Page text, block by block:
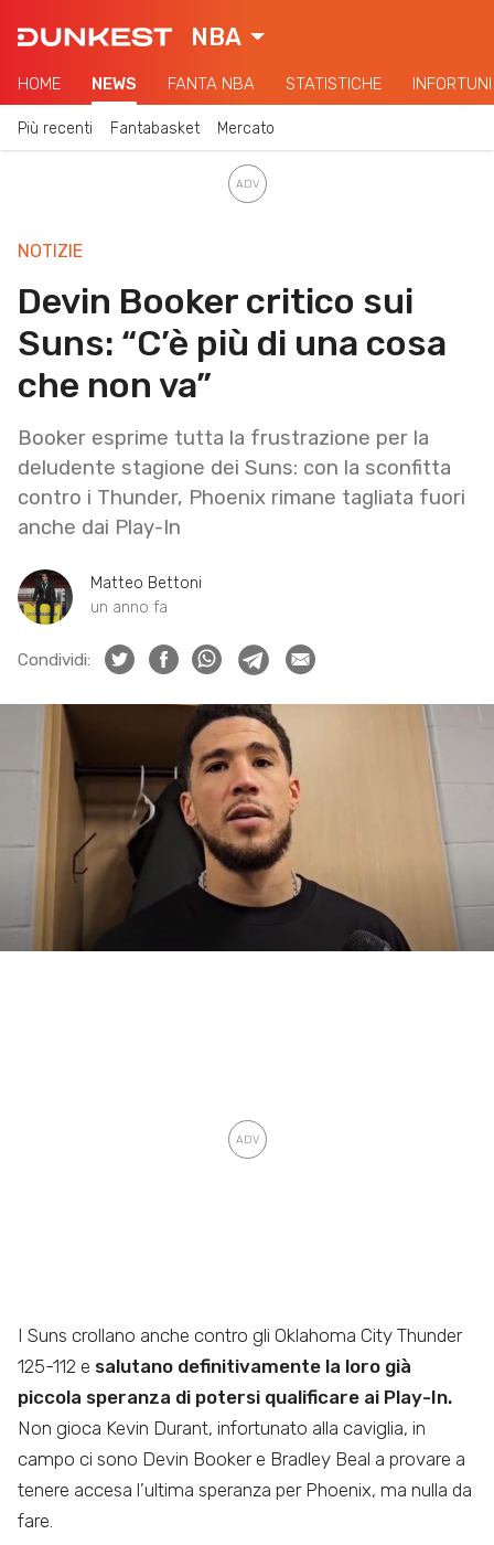
NBA
HOME NEWS FANTA NBA STATISTICHE INFORTUNI
Più recenti Fantabasket Mercato
NOTIZIE
Devin Booker critico sui
Suns: “C’è più di una cosa
che non va”
Booker esprime tutta la frustrazione per la
deludente stagione dei Suns: con la sconfitta
contro i Thunder, Phoenix rimane tagliata fuori
anche dai Play-In
Matteo Bettoni
un anno fa
Condividi:
I Suns crollano anche contro gli Oklahoma City Thunder
125-112 e salutano definitivamente la loro già
piccola speranza di potersi qualificare ai Play-In.
Non gioca Kevin Durant, infortunato alla caviglia, in
campo ci sono Devin Booker e Bradley Beal a provare a
tenere accesa l’ultima speranza per Phoenix, ma nulla da
fare.